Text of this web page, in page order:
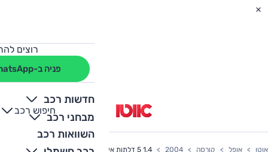
רוצים
פניה ב-WhatsApp
חדשות רכב
מבחני רכב
השוואות רכב
חיפוש רכב
+
-
אוטו אופל קורסה 2004 1.4 5 דלתות איזיטרוניק ENJOY (מתיחת פני